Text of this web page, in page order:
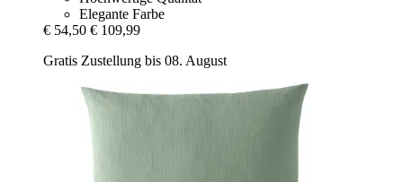
Elegante Farbe
€ 54,50 € 109,99
Gratis Zustellung bis 08. August